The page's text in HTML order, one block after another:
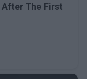
After The First